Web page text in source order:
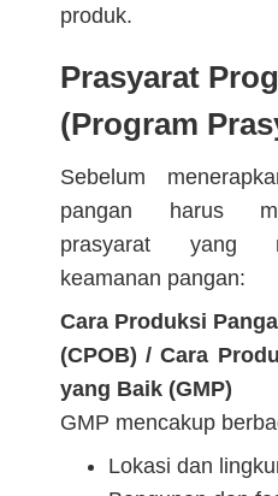
produk.
Prasyarat
(Program
Sebelum
pangan harus
prasyarat yang
keamanan pangan:
Cara Produksi
(CPOB) / Cara
yang Baik (GMP)
GMP mencakup
Lokasi dan